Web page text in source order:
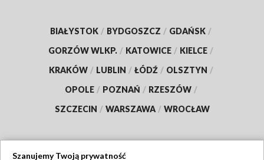
BIAŁYSTOK / BYDGOSZCZ / GDAŃSK /
GORZÓW WLKP. / KATOWICE / KIELCE /
KRAKÓW / LUBLIN / ŁÓDŹ / OLSZTYN /
OPOLE / POZNAŃ / RZESZÓW /
SZCZECIN / WARSZAWA / WROCŁAW
Szanujemy Twoją prywatność